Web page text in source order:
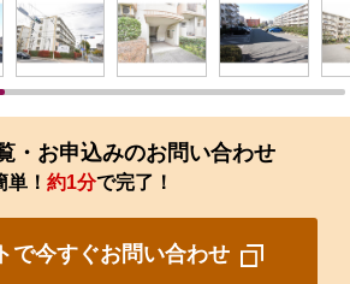
像
を
ク
リ
拡
・お申込みのお問い合わせ
単！ 約1分で完了！
で今すぐお問い合わせ